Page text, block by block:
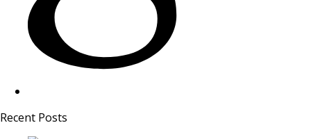
Recent Posts